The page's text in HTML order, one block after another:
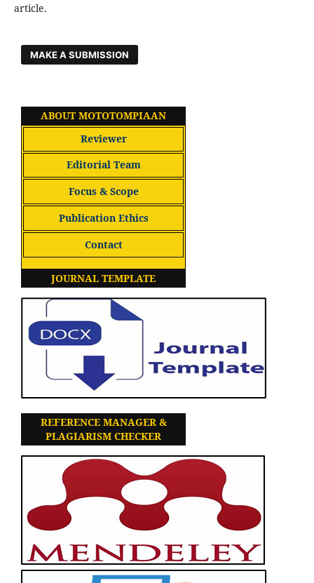
article.
MAKE A SUBMISSION
ABOUT MOTOTOMPIAAN
Reviewer
Editorial Team
Focus & Scope
Publication Ethics
Contact
JOURNAL TEMPLATE
REFERENCE MANAGER &
PLAGIARISM CHECKER